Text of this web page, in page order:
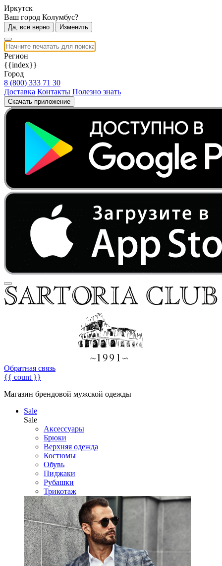
Иркутск
Ваш город Колумбус?
Да, всё верно Изменить
Регион
{{index}}
Город
8 (800) 333 71 30
Доставка Контакты Полезно знать
Скачать приложение
Обратная связь
{{ count }}
Магазин брендовой мужской одежды
Sale
Sale
Аксессуары
Брюки
Верхняя одежда
Костюмы
Обувь
Пиджаки
Рубашки
Трикотаж